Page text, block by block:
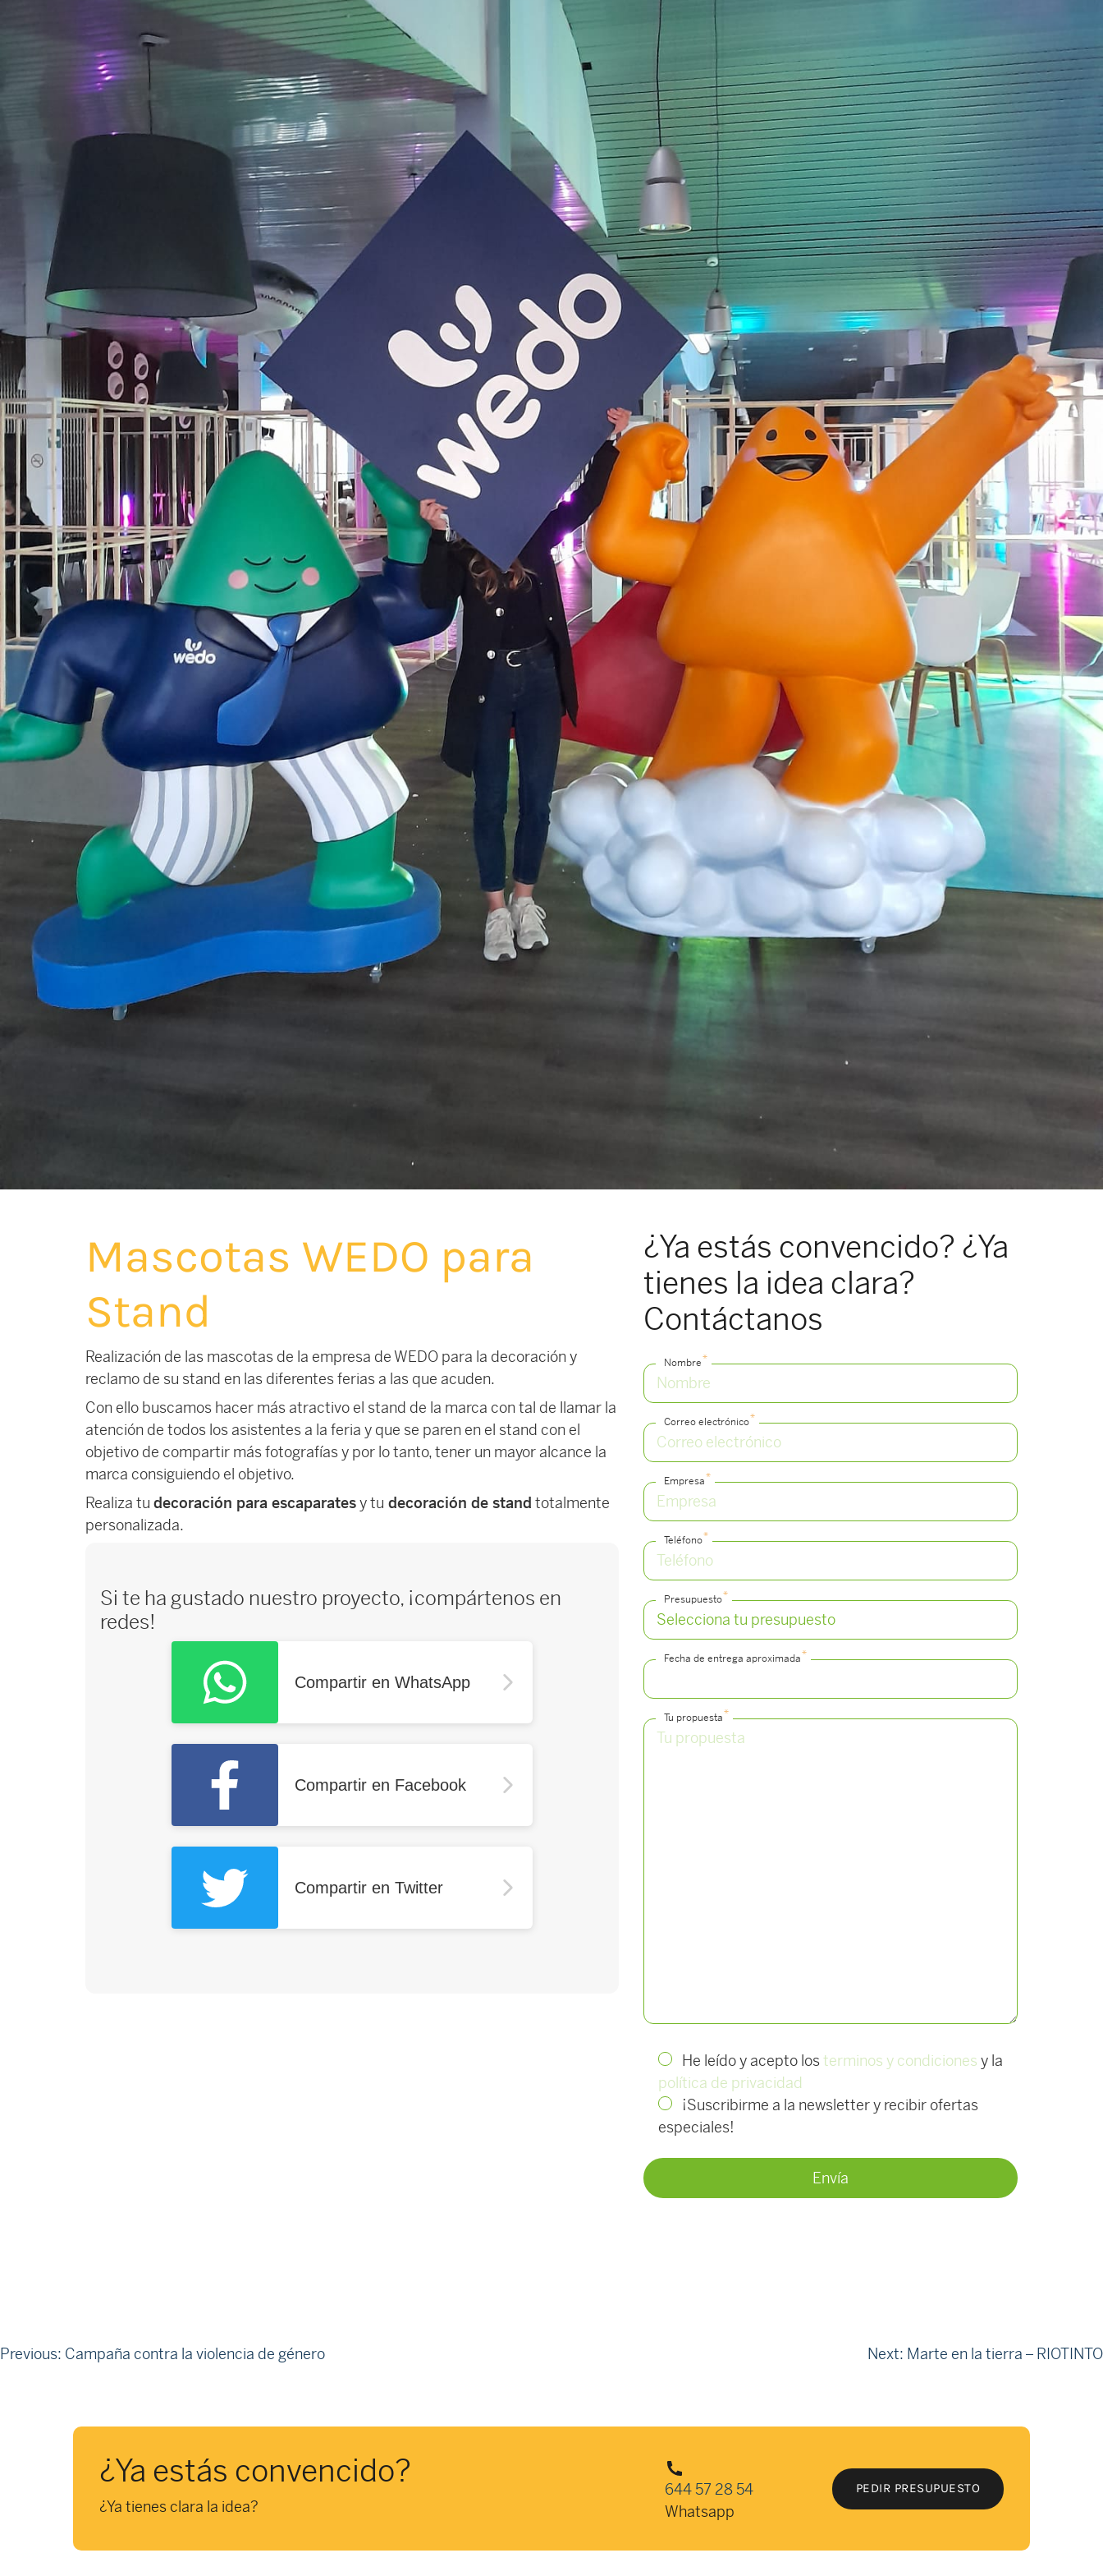
Mascotas WEDO para
Stand
Realización de las mascotas de la empresa de WEDO para la decoración y
reclamo de su stand en las diferentes ferias a las que acuden.
Con ello buscamos hacer más atractivo el stand de la marca con tal de llamar la
atención de todos los asistentes a la feria y que se paren en el stand con el
objetivo de compartir más fotografías y por lo tanto, tener un mayor alcance la
marca consiguiendo el objetivo.
Realiza tu decoración para escaparatesy tu decoración de stand totalmente
personalizada.
Si te ha gustado nuestro proyecto, ¡compártenos en
redes!
Compartir en WhatsApp
Compartir en Facebook
Compartir en Twitter
¿Ya estás convencido? ¿Ya
tienes la idea clara?
Contáctanos
Nombre*
Correo electrónico*
Empresa*
Teléfono*
Presupuesto*
Fecha de entrega aproximada*
Tu propuesta*
He leído y acepto losterminos y condiciones y la
política de privacidad
¡Suscribirme a la newsletter y recibir ofertas
especiales!
Navegación
entradas
Previous: Campaña contra la violencia de género Next: Marte en la tierra – RIOTINTO
¿Ya estás convencido?
¿Ya tienes clara la idea?
644 57 28 54
Whatsapp
PEDIR PRESUPUESTO
PEDIR PRESUPUESTO